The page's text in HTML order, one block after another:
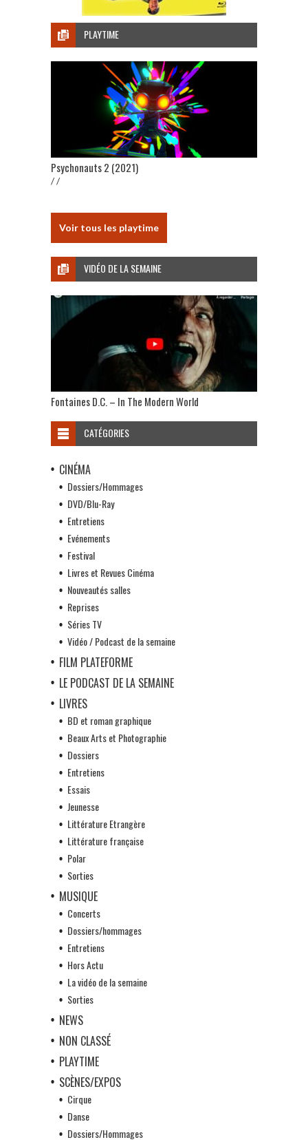
PLAYTIME
Psychonauts 2 (2021)
/ /
Voir tous les playtime
VIDÉO DE LA SEMAINE
Fontaines D.C. – In The Modern World
CATÉGORIES
CINÉMA
Dossiers/Hommages
DVD/Blu-Ray
Entretiens
Evénements
Festival
Livres et Revues Cinéma
Nouveautés salles
Reprises
Séries TV
Vidéo / Podcast de la semaine
FILM PLATEFORME
LE PODCAST DE LA SEMAINE
LIVRES
BD et roman graphique
Beaux Arts et Photographie
Dossiers
Entretiens
Essais
Jeunesse
Littérature Etrangère
Littérature française
Polar
Sorties
MUSIQUE
Concerts
Dossiers/hommages
Entretiens
Hors Actu
La vidéo de la semaine
Sorties
NEWS
NON CLASSÉ
PLAYTIME
SCÈNES/EXPOS
Cirque
Danse
Dossiers/Hommages